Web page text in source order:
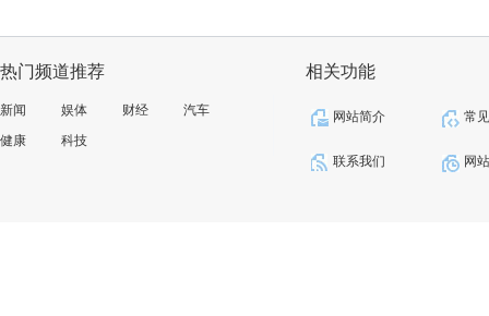
热门频道推荐
新闻 娱体 财经
汽车
健康
科技
相关功能
网站简介 常
联系我们 网